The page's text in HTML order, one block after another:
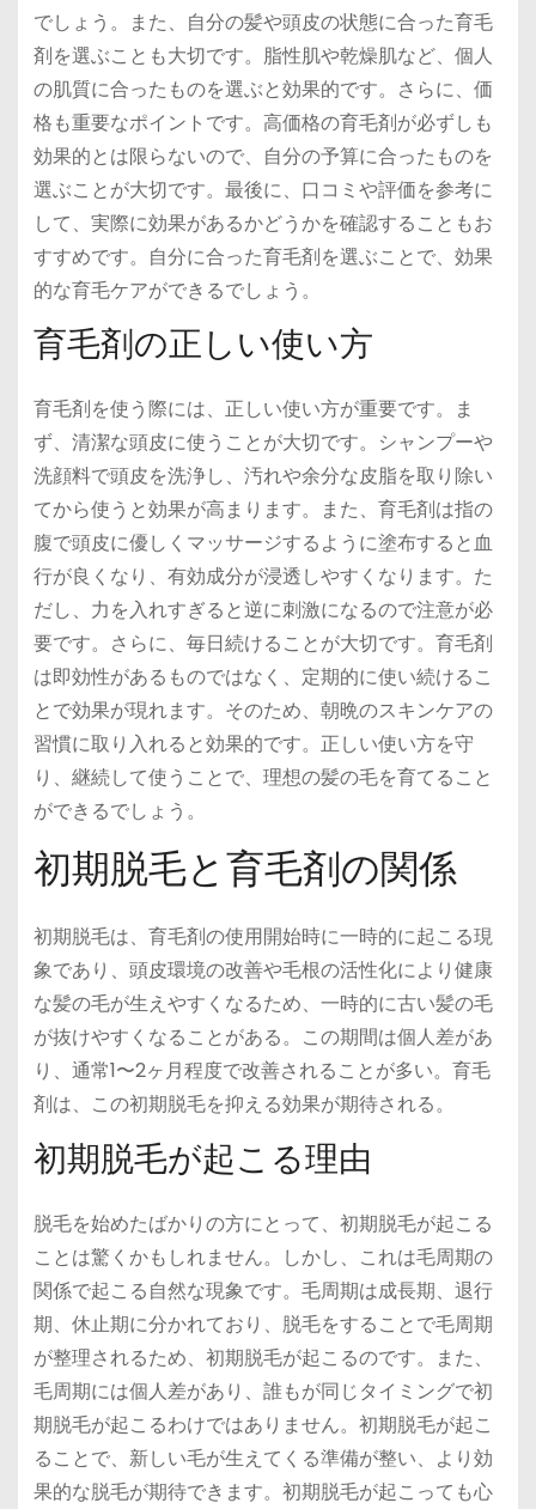
でしょう。また、自分の髪や頭皮の状態に合った育毛
剤を選ぶことも大切です。脂性肌や乾燥肌など、個人
の肌質に合ったものを選ぶと効果的です。さらに、価
格も重要なポイントです。高価格の育毛剤が必ずしも
効果的とは限らないので、自分の予算に合ったものを
選ぶことが大切です。最後に、口コミや評価を参考に
して、実際に効果があるかどうかを確認することもお
すすめです。自分に合った育毛剤を選ぶことで、効果
的な育毛ケアができるでしょう。
育毛剤の正しい使い方
育毛剤を使う際には、正しい使い方が重要です。ま
ず、清潔な頭皮に使うことが大切です。シャンプーや
洗顔料で頭皮を洗浄し、汚れや余分な皮脂を取り除い
てから使うと効果が高まります。また、育毛剤は指の
腹で頭皮に優しくマッサージするように塗布すると血
行が良くなり、有効成分が浸透しやすくなります。た
だし、力を入れすぎると逆に刺激になるので注意が必
要です。さらに、毎日続けることが大切です。育毛剤
は即効性があるものではなく、定期的に使い続けるこ
とで効果が現れます。そのため、朝晩のスキンケアの
習慣に取り入れると効果的です。正しい使い方を守
り、継続して使うことで、理想の髪の毛を育てること
ができるでしょう。
初期脱毛と育毛剤の関係
初期脱毛は、育毛剤の使用開始時に一時的に起こる現
象であり、頭皮環境の改善や毛根の活性化により健康
な髪の毛が生えやすくなるため、一時的に古い髪の毛
が抜けやすくなることがある。この期間は個人差があ
り、通常1〜2ヶ月程度で改善されることが多い。育毛
剤は、この初期脱毛を抑える効果が期待される。
初期脱毛が起こる理由
脱毛を始めたばかりの方にとって、初期脱毛が起こる
ことは驚くかもしれません。しかし、これは毛周期の
関係で起こる自然な現象です。毛周期は成長期、退行
期、休止期に分かれており、脱毛をすることで毛周期
が整理されるため、初期脱毛が起こるのです。また、
毛周期には個人差があり、誰もが同じタイミングで初
期脱毛が起こるわけではありません。初期脱毛が起こ
ることで、新しい毛が生えてくる準備が整い、より効
果的な脱毛が期待できます。初期脱毛が起こっても心